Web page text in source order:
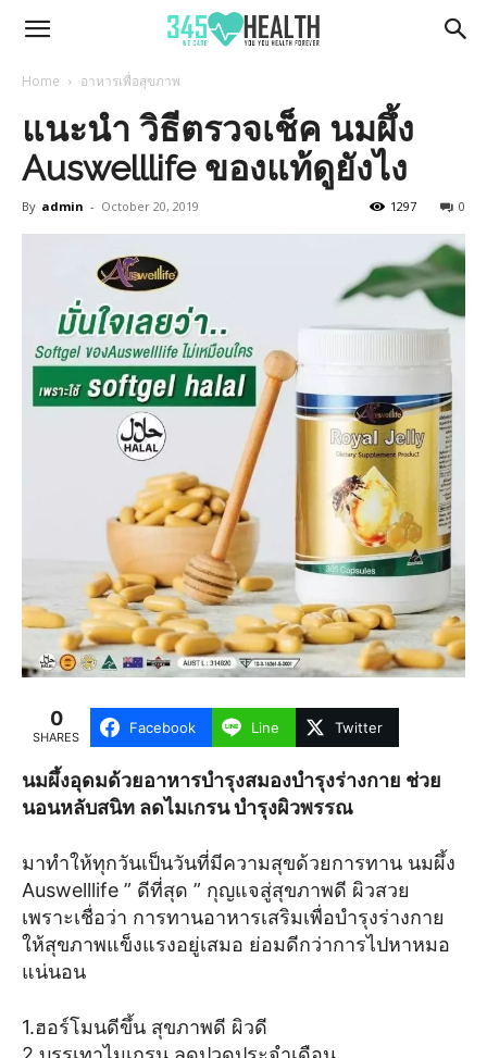
345Health
Home อาหารเพื่อสุขภาพ
แนะนำ วิธีตรวจเช็ค นมผึ้ง
Auswelllife ของแท้ดูยังไง
By admin - October 20, 2019 0
1297
0
SHARES
Facebook Line Twitter
นมผึ้งอุดมด้วยอาหารบำรุงสมองบำรุงร่างกาย ช่วย
นอนหลับสนิท ลดไมเกรน บำรุงผิวพรรณ
มาทำให้ทุกวันเป็นวันที่มีความสุขด้วยการทาน นมผึ้ง
Auswelllife ” ดีที่สุด ” กุญแจสู่สุขภาพดี ผิวสวย
เพราะเชื่อว่า การทานอาหารเสริมเพื่อบำรุงร่างกาย
ให้สุขภาพแข็งแรงอยู่เสมอ ย่อมดีกว่าการไปหาหมอ
แน่นอน
1.ฮอร์โมนดีขึ้น สุขภาพดี ผิวดี